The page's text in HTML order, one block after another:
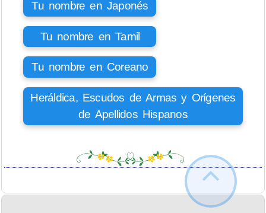
Tu nombre en Japonés
Tu nombre en Tamil
Tu nombre en Coreano
Heráldica, Escudos de Armas y Orígenes
de Apellidos Hispanos